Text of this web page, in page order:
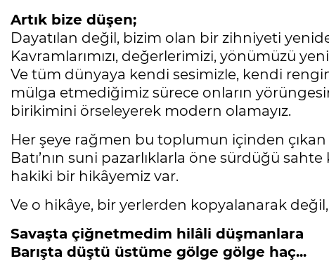
Artık bize düşen;
Dayatılan değil, bizim olan bir zihniyeti
Kavramlarımızı, değerlerimizi, yönümüzü
Ve tüm dünyaya kendi sesimizle, kendi
mülga etmediğimiz sürece onların
birikimini örseleyerek modern olamayız.
Her şeye rağmen bu toplumun içinden
Batı’nın suni pazarlıklarla öne sürdüğü
hakiki bir hikâyemiz var.
Ve o hikâye, bir yerlerden kopyalanarak
Savaşta çiğnetmedim hilâli düşmanlara
Barışta düştü üstüme gölge gölge haç...